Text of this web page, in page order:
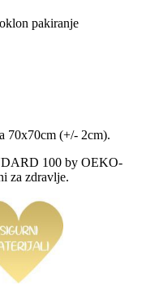
pakiranje
70x70cm (+/- 2cm).
100 by OEKO-
za zdravlje.